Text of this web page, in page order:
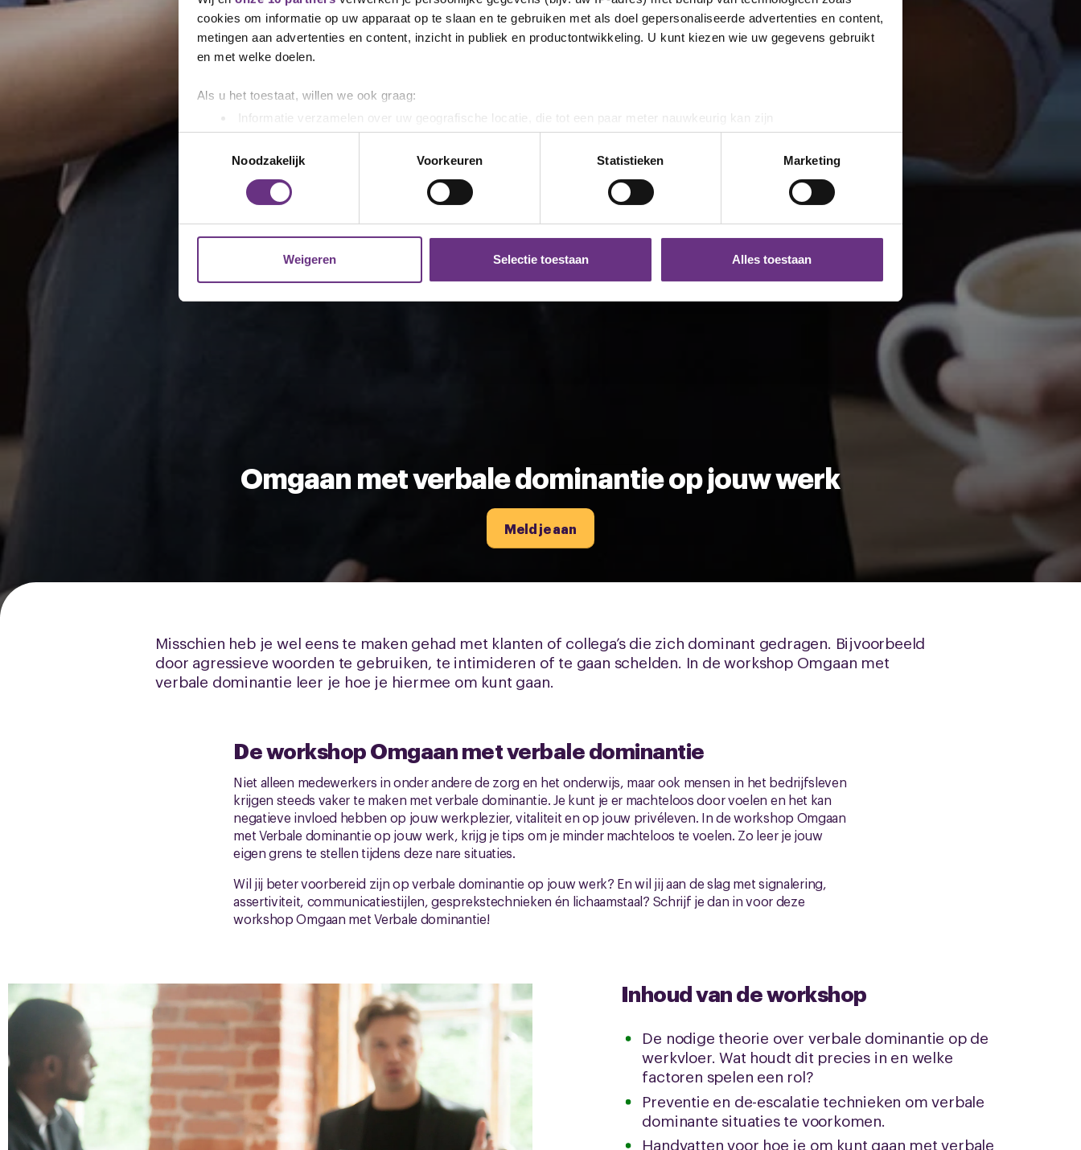
cookies om informatie op uw apparaat op te slaan en te gebruiken met als doel gepersonaliseerde advertenties en content,
metingen aan advertenties en content, inzicht in publiek en productontwikkeling. U kunt kiezen wie uw gegevens gebruikt
en met welke doelen.
Als u het toestaat, willen we ook graag:
Informatie verzamelen over uw geografische locatie, die tot een paar meter nauwkeurig kan zijn
Uw apparaat identificeren door het actief te scannen op specifieke eigenschappen (fingerprinting)
Lees meer over hoe uw persoonlijke gegevens worden verwerkt en stel uw voorkeuren in het
detailgedeeltein. U kunt uw
toestemming op elk moment wijzigen of intrekken in de Cookieverklaring.
websiteverkeer te analyseren. Ook delen we informatie over uw gebruik van onze site met onze partners voor social
media, adverteren en analyse. Deze partners kunnen deze gegevens combineren met andere informatie die u aan ze heeft
Noodzakelijk
Voorkeuren Statistieken Marketing
Weigeren Selectie toestaan Alles toestaan
Omgaan met verbale dominantie op jouw werk
Meld je aan
Misschien heb je wel eens te maken gehad met klanten of collega’s die zich dominant gedragen. Bijvoorbeeld
door agressieve woorden te gebruiken, te intimideren of te gaan schelden. In de workshop Omgaan met
verbale dominantie leer je hoe je hiermee om kunt gaan.
De workshop Omgaan met verbale dominantie
Niet alleen medewerkers in onder andere de zorg en het onderwijs, maar ook mensen in het bedrijfsleven
krijgen steeds vaker te maken met verbale dominantie. Je kunt je er machteloos door voelen en het kan
negatieve invloed hebben op jouw werkplezier, vitaliteit en op jouw privéleven. In de workshop Omgaan
met Verbale dominantie op jouw werk, krijg je tips om je minder machteloos te voelen. Zo leer je jouw
eigen grens te stellen tijdens deze nare situaties.
Wil jij beter voorbereid zijn op verbale dominantie op jouw werk? En wil jij aan de slag met signalering,
assertiviteit, communicatiestijlen, gesprekstechnieken én lichaamstaal? Schrijf je dan in voor deze
workshop Omgaan met Verbale dominantie!
Inhoud van de workshop
De nodige theorie over verbale dominantie op de
werkvloer. Wat houdt dit precies in en welke
factoren spelen een rol?
Preventie en de-escalatie technieken om verbale
dominante situaties te voorkomen.
Handvatten voor hoe je om kunt gaan met verbale